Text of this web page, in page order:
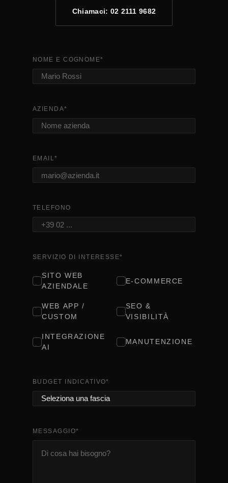
Chiamaci: 02 2111 9682
NOME E COGNOME*
AZIENDA*
EMAIL*
TELEFONO
SERVIZIO DI INTERESSE*
SITO WEB
AZIENDALE
E-COMMERCE
WEB APP /
CUSTOM
SEO &
VISIBILITÀ
INTEGRAZIONE
AI
MANUTENZIONE
BUDGET INDICATIVO*
MESSAGGIO*